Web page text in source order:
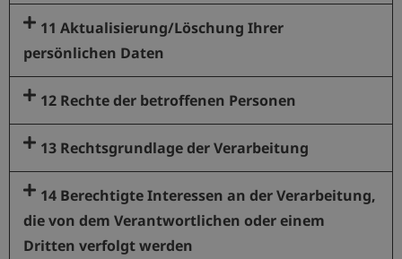
11 Aktualisierung/Löschung Ihrer
persönlichen Daten
12 Rechte der betroffenen Personen
13 Rechtsgrundlage der Verarbeitung
14 Berechtigte Interessen an der Verarbeitung,
die von dem Verantwortlichen oder einem
Dritten verfolgt werden